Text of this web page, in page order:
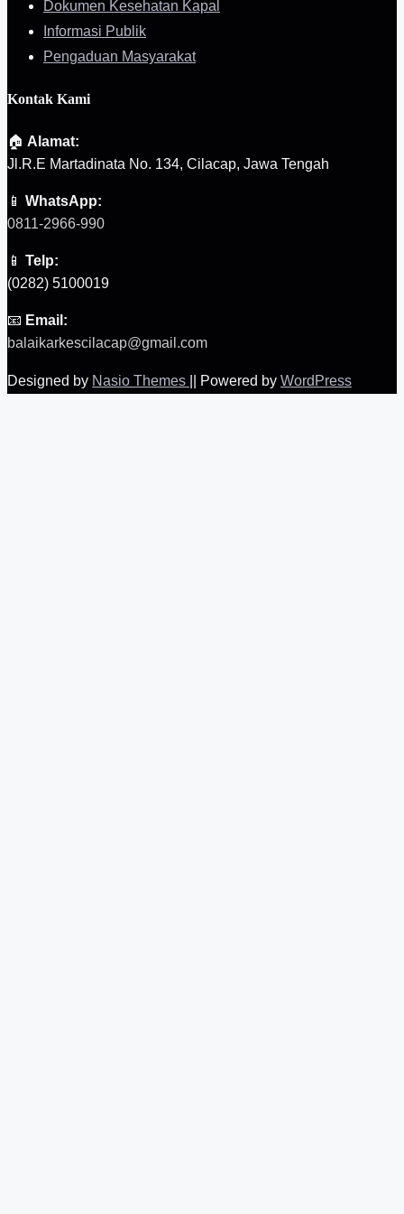
Dokumen Kesehatan Kapal
Informasi Publik
Pengaduan Masyarakat
Kontak Kami
🏠 Alamat:
Jl.R.E Martadinata No. 134, Cilacap, Jawa Tengah
📱 WhatsApp:
0811-2966-990
📱 Telp:
(0282) 5100019
📧 Email:
balaikarkescilacap@gmail.com
Designed by Nasio Themes Powered by WordPress